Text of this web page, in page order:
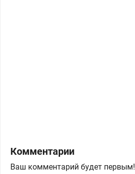
Комментарии
Ваш комментарий будет первым!